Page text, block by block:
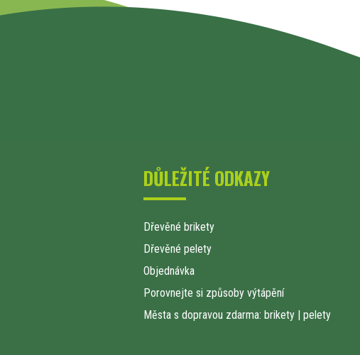
DŮLEŽITÉ ODKAZY
Dřevěné brikety
Dřevěné pelety
Objednávka
Porovnejte si způsoby výtápění
Města s dopravou zdarma: brikety | pelety